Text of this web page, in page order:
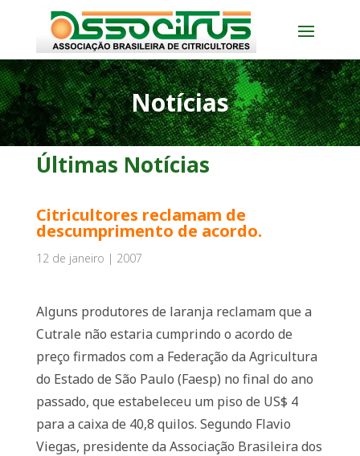
Notícias
Últimas Notícias
Citricultores reclamam de
descumprimento de acordo.
12 de janeiro | 2007
Alguns produtores de laranja reclamam que a
Cutrale não estaria cumprindo o acordo de
preço firmados com a Federação da Agricultura
do Estado de São Paulo (Faesp) no final do ano
passado, que estabeleceu um piso de US$ 4
para a caixa de 40,8 quilos. Segundo Flavio
Viegas, presidente da Associação Brasileira dos